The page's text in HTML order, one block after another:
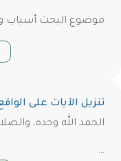
موضوع البحث أسباب
تنزيل الآيات على
الحمد الله وحده،
…